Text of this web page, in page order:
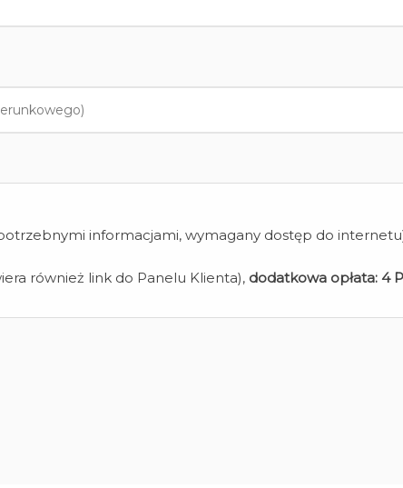
informacjami, wymagany dostęp do
również link do Panelu Klienta), dodatkowa opłata: 4